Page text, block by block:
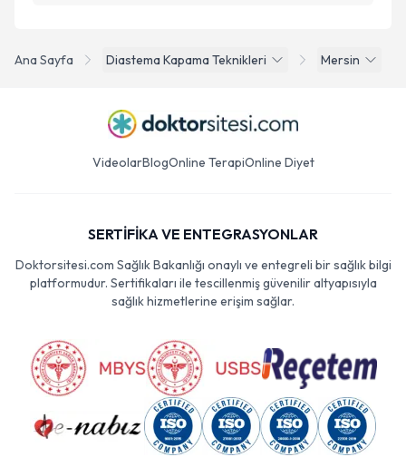
Ana Sayfa Diastema Kapama Teknikleri Mersin
VideolarBlogOnline TerapiOnline Diyet
SERTİFİKA VE ENTEGRASYONLAR
Doktorsitesi.com Sağlık Bakanlığı onaylı ve entegreli bir sağlık bilgi
platformudur. Sertifikaları ile tescillenmiş güvenilir altyapısıyla
sağlık hizmetlerine erişim sağlar.